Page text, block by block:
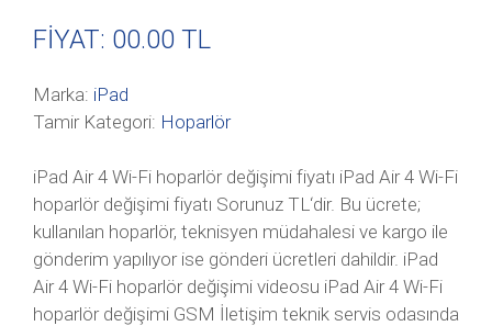
FİYAT: 00.00 TL
Marka: iPad
Tamir Kategori: Hoparlör
iPad Air 4 Wi-Fi hoparlör değişimi fiyatı iPad Air 4 Wi-Fi
hoparlör değişimi fiyatı Sorunuz TL‘dir. Bu ücrete;
kullanılan hoparlör, teknisyen müdahalesi ve kargo ile
gönderim yapılıyor ise gönderi ücretleri dahildir. iPad
Air 4 Wi-Fi hoparlör değişimi videosu iPad Air 4 Wi-Fi
hoparlör değişimi GSM İletişim teknik servis odasında